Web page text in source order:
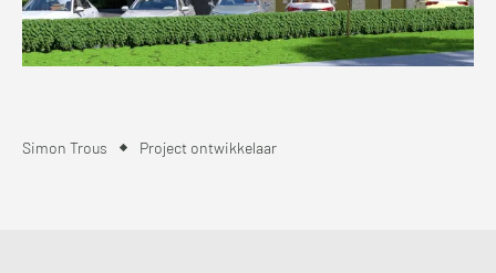
Simon Trous Project ontwikkelaar